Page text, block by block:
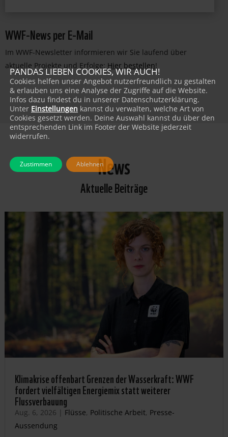
WWF-News per E-Mail
Im WWF-Newsletter informieren wir Sie laufend über
aktuelle Projekte und Erfolge: Hier bestellen!
News
Aktuelle Beiträge
Klimakrise offenbart Grenzen der Wasserkraft: WWF
fordert vielfältigen Energiemix statt weiterer
Flussverbauung
Aug. 6, 2026 | Flüsse, Politische Arbeit, Presse-
Aussendung
PANDAS LIEBEN COOKIES, WIR AUCH!
Cookies helfen unser Angebot nutzerfreundlich zu gestalten
& erlauben uns eine Analyse der Zugriffe auf die Website.
Infos dazu findest du in unserer Datenschutzerklärung.
Unter Einstellungen kannst du verwalten, welche Art von
Cookies gesetzt werden. Deine Auswahl kannst du über den
entsprechenden Link im Footer der Website jederzeit
widerrufen.
Zustimmen Ablehnen